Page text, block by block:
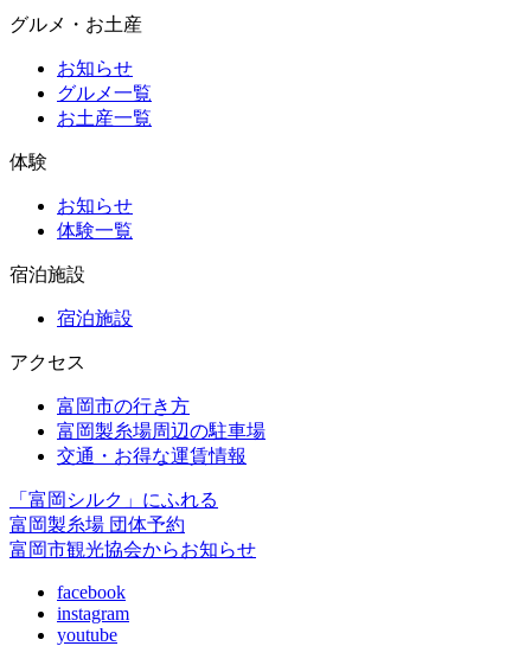
グルメ・お土産
お知らせ
グルメ一覧
お土産一覧
体験
お知らせ
体験一覧
宿泊施設
宿泊施設
アクセス
富岡市の行き方
富岡製糸場周辺の駐車場
交通・お得な運賃情報
「富岡シルク」にふれる
富岡製糸場 団体予約
富岡市観光協会からお知らせ
facebook
instagram
youtube